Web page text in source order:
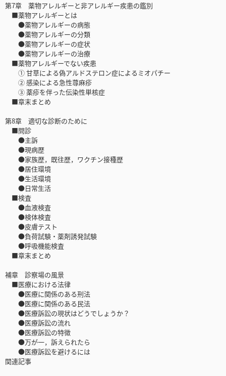
第7章 薬物アレルギーと非アレルギー疾患の鑑別
■薬物アレルギーとは
●薬物アレルギーの病態
●薬物アレルギーの分類
●薬物アレルギーの症状
●薬物アレルギーの治療
■薬物アレルギーでない疾患
① 甘草による偽アルドステロン症によるミオパチー
② 感染による急性蕁麻疹
③ 薬疹を伴った伝染性単核症
■章末まとめ
第8章 適切な診断のために
■問診
●主訴
●現病歴
●家族歴，既往歴，ワクチン接種歴
●居住環境
●生活環境
●日常生活
■検査
●血液検査
●検体検査
●皮膚テスト
●負荷試験・薬剤誘発試験
●呼吸機能検査
■章末まとめ
補章 診察場の風景
■医療における法律
●医療に関係のある刑法
●医療に関係のある民法
●医療訴訟の現状はどうでしょうか？
●医療訴訟の流れ
●医療訴訟の特徴
●万が一，訴えられたら
●医療訴訟を避けるには
関連記事